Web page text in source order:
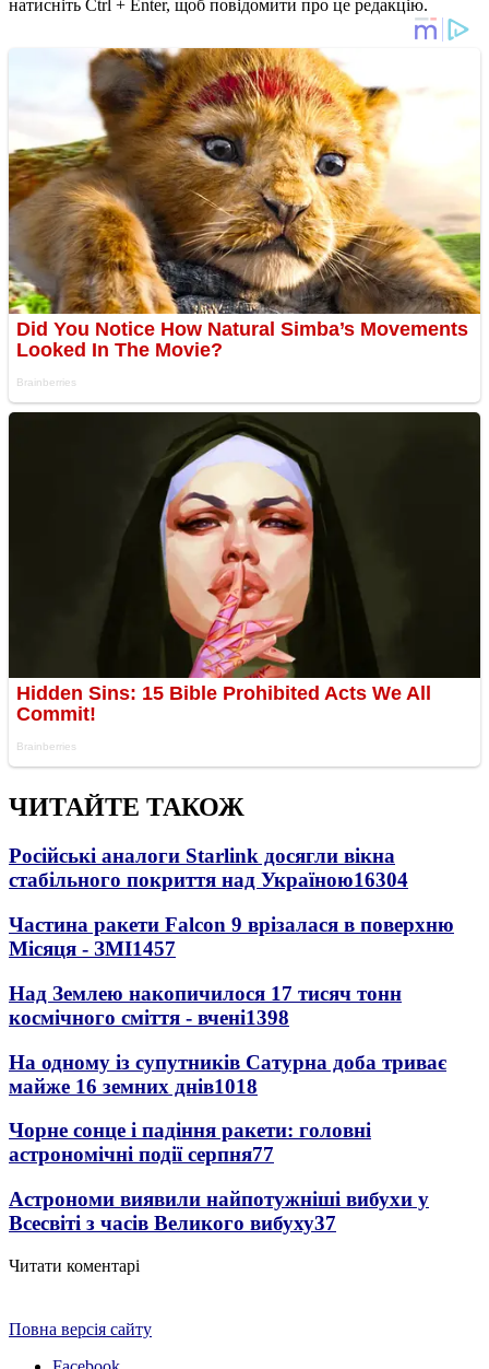
натисніть Ctrl + Enter, щоб повідомити про це редакцію.
ЧИТАЙТЕ ТАКОЖ
Російські аналоги Starlink досягли вікна
стабільного покриття над Україною16304
Частина ракети Falcon 9 врізалася в поверхню
Місяця - ЗМІ1457
Над Землею накопичилося 17 тисяч тонн
космічного сміття - вчені1398
На одному із супутників Сатурна доба триває
майже 16 земних днів1018
Чорне сонце і падіння ракети: головні
астрономічні події серпня77
Астрономи виявили найпотужніші вибухи у
Всесвіті з часів Великого вибуху37
Читати коментарі
Повна версія сайту